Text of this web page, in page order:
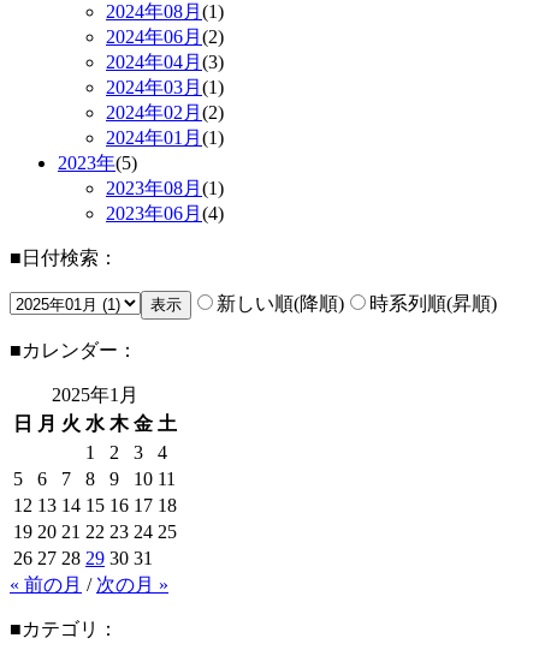
2024年08月 (1)
2024年06月 (2)
2024年04月 (3)
2024年03月 (1)
2024年02月 (2)
2024年01月 (1)
2023年(5)
2023年08月 (1)
2023年06月 (4)
■日付検索：
新しい順(降順) 時系列順(昇順)
■カレンダー：
2025年1月
日
月 火 水 木 金 土
1
2 3
4
5
6 7 8 9 10 11
12 13 14 15 16 17 18
19 20 21 22 23 24 25
26 27 28 29 30 31
« 前の月 / 次の月 »
■カテゴリ：